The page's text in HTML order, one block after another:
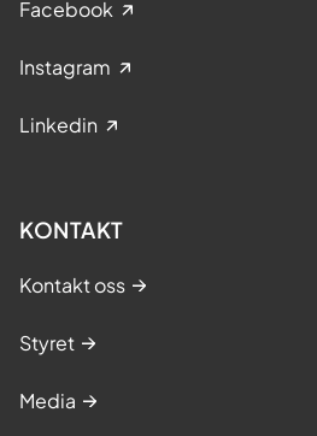
Facebook
Instagram
Linkedin
KONTAKT
Kontakt oss
Styret
Media